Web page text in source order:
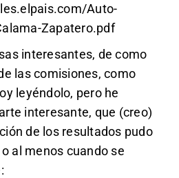
Auto-
Zapatero.pdf
interesantes, de como
las comisiones, como
leyéndolo, pero he
interesante, que (creo)
de los resultados pudo
al menos cuando se